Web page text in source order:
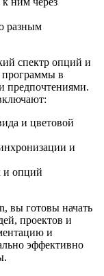
разным
спектр опций и
программы в
предпочтениями.
и цветовой
и
и опций
вы готовы начать
проектов и
и
эффективно